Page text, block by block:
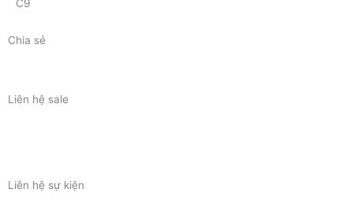
C9
Chia sẻ
Liên hệ sale
Liên hệ sự kiện